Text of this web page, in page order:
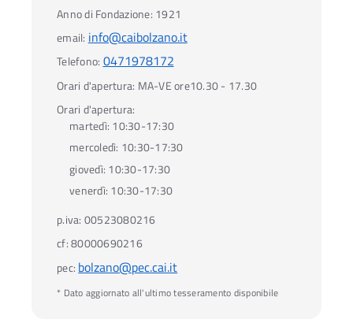
Anno di Fondazione: 1921
email: info@caibolzano.it
Telefono: 0471978172
Orari d'apertura: MA-VE ore10.30 - 17.30
Orari d'apertura:
martedì: 10:30-17:30
mercoledì: 10:30-17:30
giovedì: 10:30-17:30
venerdì: 10:30-17:30
p.iva: 00523080216
cf:80000690216
pec: bolzano@pec.cai.it
* Dato aggiornato all'ultimo tesseramento disponibile